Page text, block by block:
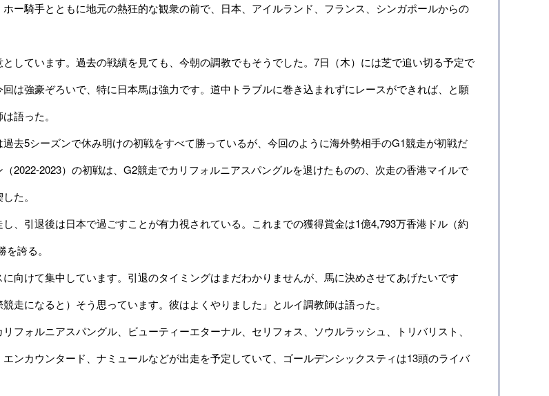
ー騎手とともに地元の熱狂的な観衆の前で、日本、アイルランド、フランス、シンガポールからの
しています。過去の戦績を見ても、今朝の調教でもそうでした。7日（木）には芝で追い切る予定で
は強豪ぞろいで、特に日本馬は強力です。道中トラブルに巻き込まれずにレースができれば、と願
語った。
去5シーズンで休み明けの初戦をすべて勝っているが、今回のように海外勢相手のG1競走が初戦だ
2022-2023）の初戦は、G2競走でカリフォルニアスパングルを退けたものの、次走の香港マイルで
た。
、引退後は日本で過ごすことが有力視されている。これまでの獲得賞金は1億4,793万香港ドル（約
誇る。
向けて集中しています。引退のタイミングはまだわかりませんが、馬に決めさせてあげたいです
走になると）そう思っています。彼はよくやりました」とルイ調教師は語った。
フォルニアスパングル、ビューティーエターナル、セリフォス、ソウルラッシュ、トリバリスト、
ンカウンタード、ナミュールなどが出走を予定していて、ゴールデンシックスティは13頭のライバ